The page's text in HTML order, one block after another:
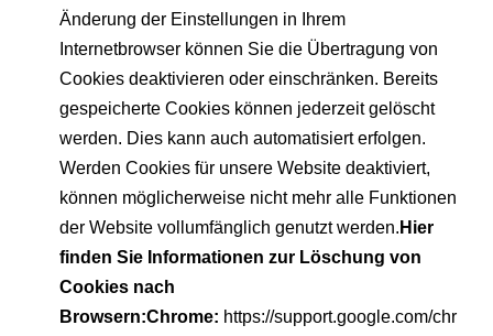
Änderung der Einstellungen in Ihrem
Internetbrowser können Sie die Übertragung von
Cookies deaktivieren oder einschränken. Bereits
gespeicherte Cookies können jederzeit gelöscht
werden. Dies kann auch automatisiert erfolgen.
Werden Cookies für unsere Website deaktiviert,
können möglicherweise nicht mehr alle Funktionen
der Website vollumfänglich genutzt werden. Hier
finden Sie Informationen zur Löschung von
Cookies nach
Browsern:Chrome: https://support.google.com/chr